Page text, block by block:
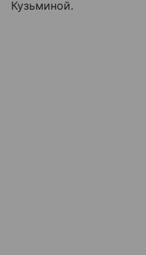
Кузьминой.